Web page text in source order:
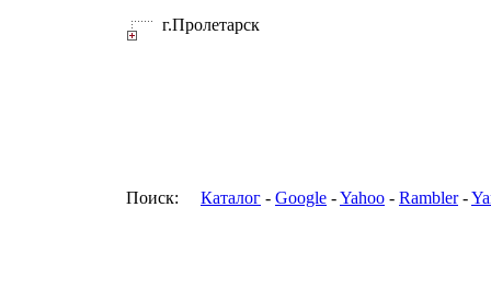
г.Пролетарск
Поиск: Каталог - Google -Yahoo - Rambler-